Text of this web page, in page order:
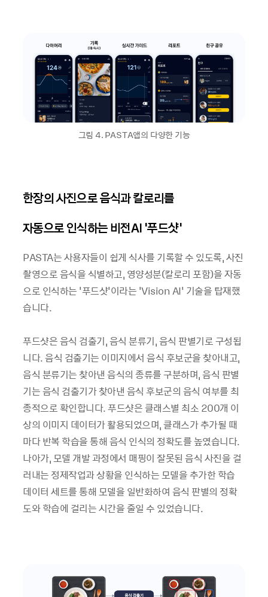
그림 4. PASTA앱의 다양한 기능
한장의 사진으로 음식과 칼로리를
자동으로 인식하는 비전AI ‘푸드샷'
PASTA는 사용자들이 쉽게 식사를 기록할 수 있도록, 사진
촬영으로 음식을 식별하고, 영양성분(칼로리 포함)을 자동
으로 인식하는 '푸드샷'이라는 'Vision AI' 기술을 탑재했
습니다.
푸드샷은 음식 검출기, 음식 분류기, 음식 판별기로 구성됩
니다. 음식 검출기는 이미지에서 음식 후보군을 찾아내고,
음식 분류기는 찾아낸 음식의 종류를 구분하며, 음식 판별
기는 음식 검출기가 찾아낸 음식 후보군의 음식 여부를 최
종적으로 확인합니다. 푸드샷은 클래스별 최소 200개 이
상의 이미지 데이터가 활용되었으며, 클래스가 추가될 때
마다 반복 학습을 통해 음식 인식의 정확도를 높였습니다.
나아가, 모델 개발 과정에서 매핑이 잘못된 음식 사진을 걸
러내는 정제작업과 상황을 인식하는 모델을 추가한 학습
데이터 세트를 통해 모델을 일반화하여 음식 판별의 정확
도와 학습에 걸리는 시간을 줄일 수 있었습니다.